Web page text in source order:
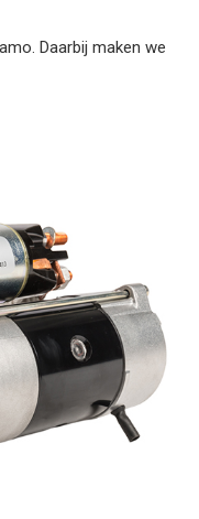
Daarbij maken we